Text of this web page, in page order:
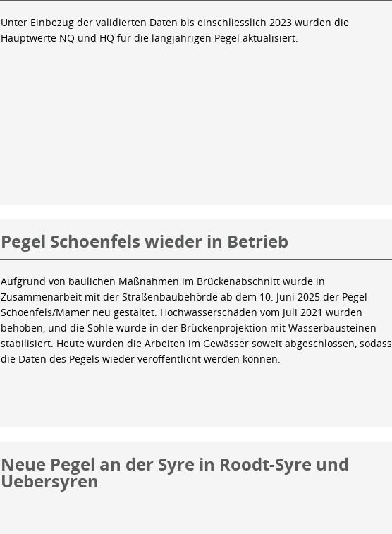
Unter Einbezug der validierten Daten bis einschliesslich 2023 wurden die
Hauptwerte NQ und HQ für die langjährigen Pegel aktualisiert.
Pegel Schoenfels wieder in Betrieb
Aufgrund von baulichen Maßnahmen im Brückenabschnitt wurde in
Zusammenarbeit mit der Straßenbaubehörde ab dem 10. Juni 2025 der Pegel
Schoenfels/Mamer neu gestaltet. Hochwasserschäden vom Juli 2021 wurden
behoben, und die Sohle wurde in der Brückenprojektion mit Wasserbausteinen
stabilisiert. Heute wurden die Arbeiten im Gewässer soweit abgeschlossen, sodass
die Daten des Pegels wieder veröffentlicht werden können.
Neue Pegel an der Syre in Roodt-Syre und
Uebersyren